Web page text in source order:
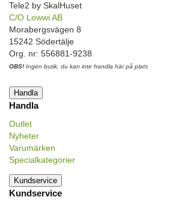
Tele2 by SkalHuset
C/O Lowwi AB
Morabergsvägen 8
15242 Södertälje
Org. nr: 556881-9238
OBS! Ingen butik, du kan inte handla här på plats
Handla
Handla
Outlet
Nyheter
Varumärken
Specialkategorier
Kundservice
Kundservice